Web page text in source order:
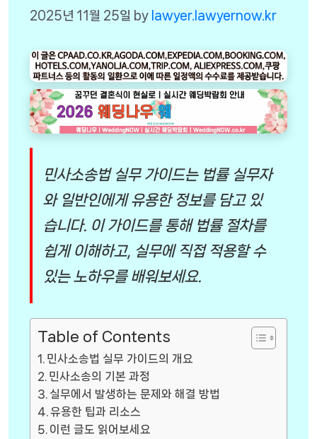
2025년 11월 25일 by lawyer.lawyernow.kr
민사소송법 실무 가이드는 법률 실무자
와 일반인에게 유용한 정보를 담고 있
습니다. 이 가이드를 통해 법률 절차를
쉽게 이해하고, 실무에 직접 적용할 수
있는 노하우를 배워보세요.
Table of Contents
민사소송법 실무 가이드의 개요
민사소송의 기본 과정
실무에서 발생하는 문제와 해결 방법
유용한 팁과 리소스
이런 글도 읽어보세요